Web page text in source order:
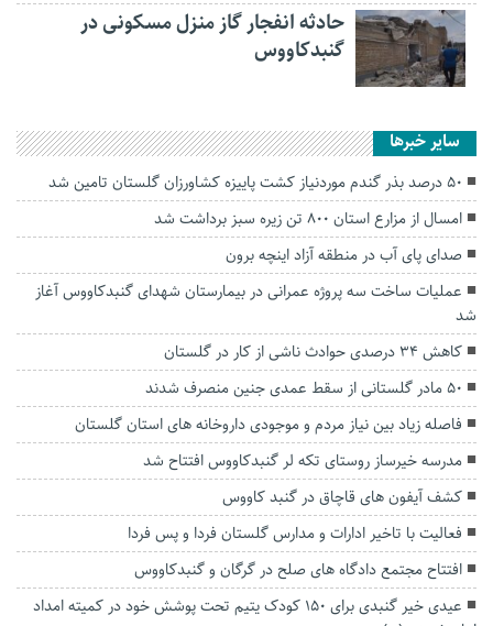
حادثه انفجار گاز منزل مسکونی در
گنبدکاووس
سایر خبرها
۵۰ درصد بذر گندم موردنیاز کشت پاییزه کشاورزان گلستان تامین شد
امسال از مزارع استان ۸۰۰ تن زیره سبز برداشت شد
صدای پای آب در منطقه آزاد اینچه برون
عملیات ساخت سه پروژه عمرانی در بیمارستان شهدای گنبدکاووس آغاز
شد
کاهش ۳۴ درصدی حوادث ناشی از کار در گلستان
۵۰ مادر گلستانی از سقط عمدی جنین منصرف شدند
فاصله زیاد بین نیاز مردم و موجودی داروخانه های استان گلستان
مدرسه خیرساز روستای تکه لر گنبدکاووس افتتاح شد
کشف آیفون های قاچاق در گنبد کاووس
فعالیت با تاخیر ادارات و مدارس گلستان فردا و پس فردا
افتتاح مجتمع دادگاه های صلح در گرگان و گنبدکاووس
عیدی خیر گنبدی برای ۱۵۰ کودک یتیم تحت پوشش خود در کمیته امداد